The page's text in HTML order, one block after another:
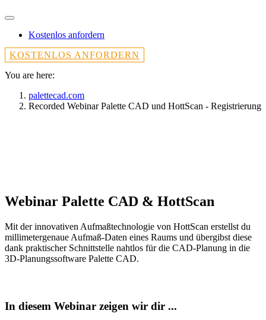
Kostenlos anfordern
KOSTENLOS ANFORDERN
You are here:
palettecad.com
Recorded Webinar Palette CAD und HottScan - Registrierung
Webinar Palette CAD & HottScan
Mit der innovativen Aufmaßtechnologie von HottScan erstellst du
millimetergenaue Aufmaß-Daten eines Raums und übergibst diese
dank praktischer Schnittstelle nahtlos für die CAD-Planung in die
3D-Planungssoftware Palette CAD.
In diesem Webinar zeigen wir dir ...